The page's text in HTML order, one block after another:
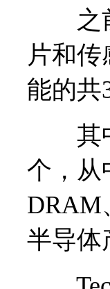
之前
片和
能的共
其中
个，从
DRAM
半导体